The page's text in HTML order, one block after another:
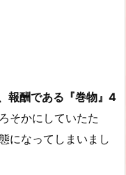
報酬である『巻物』4
そかにしていたた
になってしまいまし